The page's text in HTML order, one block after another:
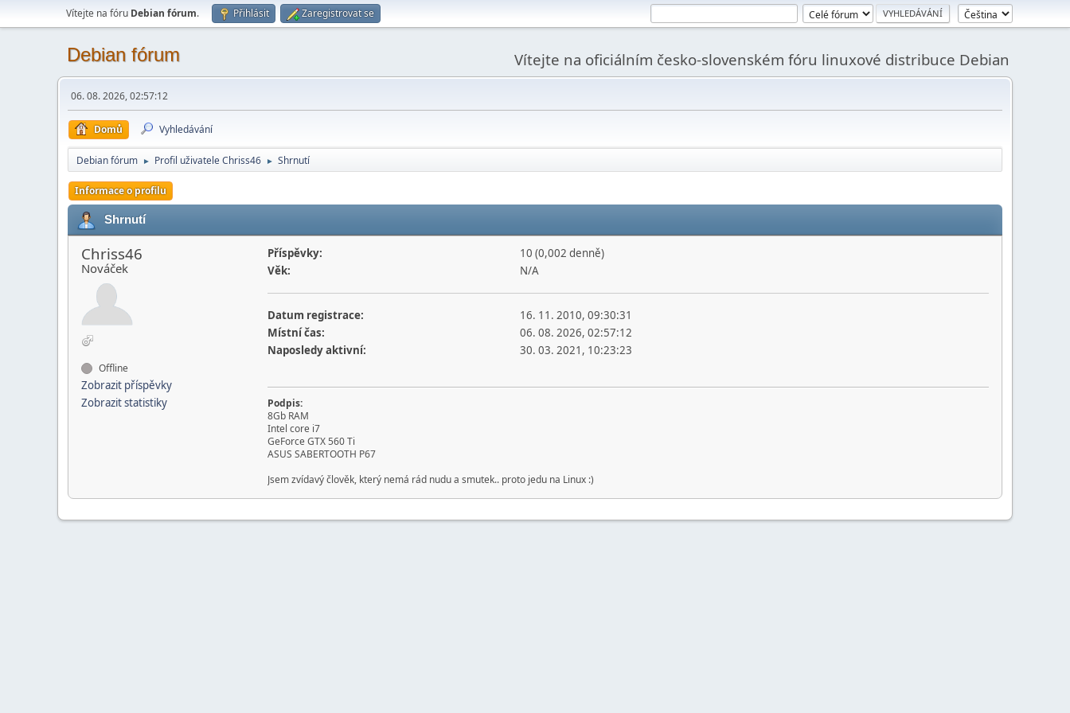
Vítejte na fóru Debian fórum. Přihlásit Zaregistrovat se
Debian fórum Vítejte na oficiálním česko-slovenském fóru linuxové distribuce Debian
06. 08. 2026, 02:57:12
Domů Vyhledávání
Debian fórum ► Profil uživatele Chriss46 ► Shrnutí
Informace o profilu
Shrnutí
Chriss46
Nováček
Offline
Zobrazit příspěvky
Zobrazit statistiky
Příspěvky:
10 (0,002 denně)
Věk:
N/A
Datum registrace:
16. 11. 2010, 09:30:31
Místní čas:
06. 08. 2026, 02:57:12
Naposledy aktivní:
30. 03. 2021, 10:23:23
Podpis:
8Gb RAM
Intel core i7
GeForce GTX 560 Ti
ASUS SABERTOOTH P67
Jsem zvídavý člověk, který nemá rád nudu a smutek.. proto jedu na Linux :)